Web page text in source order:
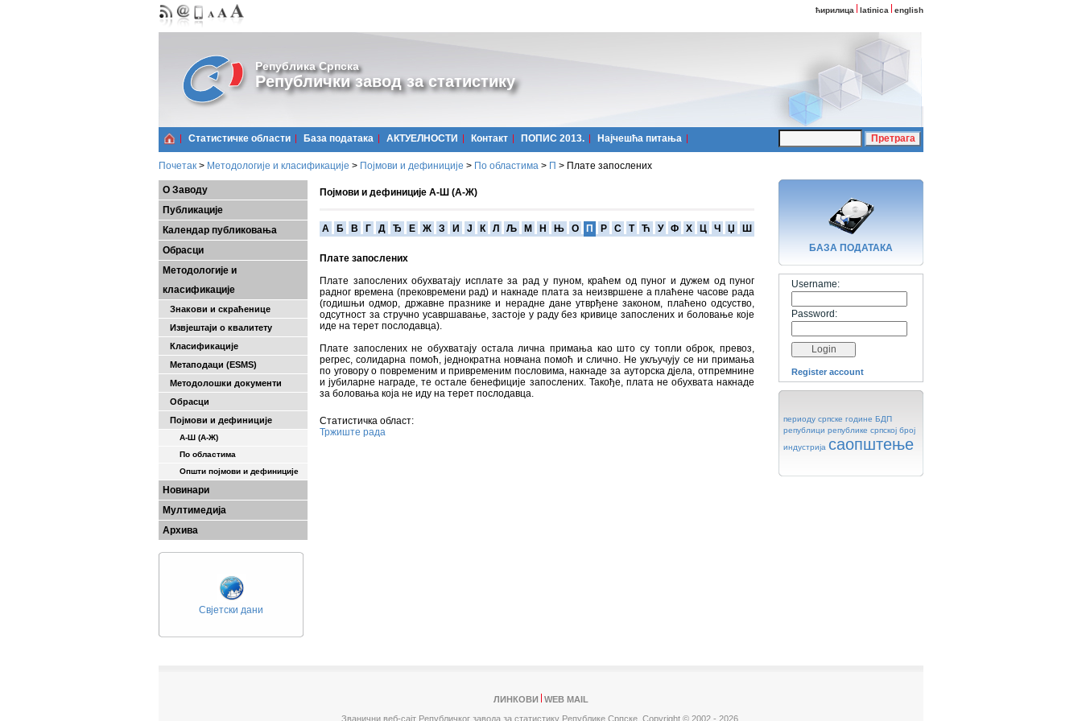
ћирилица latinica english
Република Српска
Републички завод за статистику
Статистичке области Базa података АКТУЕЛНОСТИ Контакт ПОПИС 2013. Најчешћa питања
Почетак > Методологије и класификације > Појмови и дефиниције > По областима > П > Плате запослених
О Заводу
Публикације
Календар публиковања
Обрасци
Методологије и
класификације
Знакови и скраћенице
Извјештаји о квалитету
Класификације
Метаподаци (ESMS)
Методолошки документи
Обрасци
Појмови и дефиниције
А-Ш (A-Ж)
По областима
Општи појмови и дефиниције
Новинари
Мултимедија
Архива
Свјетски дани
Појмови и дефиниције А-Ш (А-Ж)
A Б В Г Д Ђ Е Ж З И Ј К Л Љ М Н Њ О П Р С Т Ћ У Ф Х Ц Ч Џ Ш
Плате запослених
Плате запослених обухватају исплате за рад у пуном, краћем од пуног и дужем од пуног
радног времена (прековремени рад) и накнаде плата за неизвршене а плаћене часове рада
(годишњи одмор, државне празнике и нерадне дане утврђене законом, плаћено одсуство,
одсутност за стручно усавршавање, застоје у раду без кривице запослених и боловање које
иде на терет послодавца).
Плате запослених не обухватају остала лична примања као што су топли оброк, превоз,
регрес, солидарна помоћ, једнократна новчана помоћ и слично. Не укључују се ни примања
по уговору о повременим и привременим пословима, накнаде за ауторска дјела, отпремнине
и јубиларне награде, те остале бенефиције запослених. Такође, плата не обухвата накнаде
за боловањa којa не иду на терет послодавца.
Статистичка област:
Тржиште рада
БАЗA ПОДАТАКА
Username:
Password:
Register account
периоду српске године БДП
републици републике српској број
индустрија саопштење
ЛИНКОВИ
WEB MAIL
Званични веб-сајт Републичког завода за статистику Републике Српске, Copyright © 2002 - 2026.